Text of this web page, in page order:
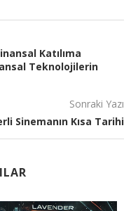
Katılıma
Teknolojilerin
Sonraki Yazı
Sinemanın Kısa Tarihi